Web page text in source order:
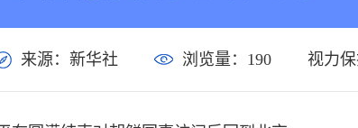
来源：新华社 浏览量： 190 视力保